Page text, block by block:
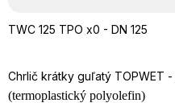
TWC 125 TPO x0 - DN 125
Chrlič krátky guľatý TOPWET -
(termoplastický polyolefin)